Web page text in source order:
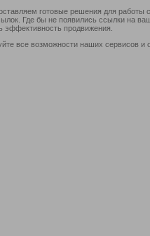
готовые решения для работы
Где бы не появились ссылки на
эффективность продвижения.
все возможности наших сервисов и